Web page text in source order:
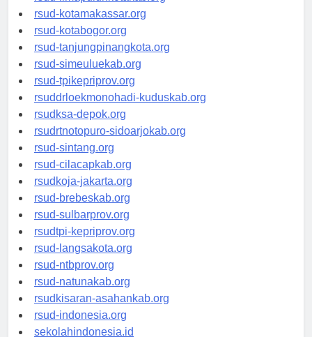
rsud-limapuluhkotakab.org
rsud-kotamakassar.org
rsud-kotabogor.org
rsud-tanjungpinangkota.org
rsud-simeuluekab.org
rsud-tpikepriprov.org
rsuddrloekmonohadi-kuduskab.org
rsudksa-depok.org
rsudrtnotopuro-sidoarjokab.org
rsud-sintang.org
rsud-cilacapkab.org
rsudkoja-jakarta.org
rsud-brebeskab.org
rsud-sulbarprov.org
rsudtpi-kepriprov.org
rsud-langsakota.org
rsud-ntbprov.org
rsud-natunakab.org
rsudkisaran-asahankab.org
rsud-indonesia.org